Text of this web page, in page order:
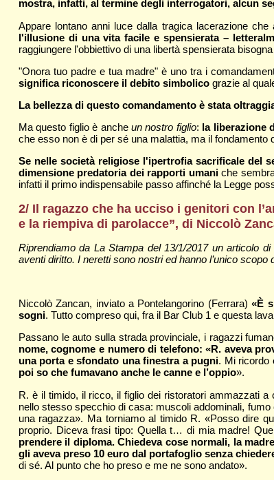
mostra, infatti, al termine degli interrogatori, alcun
Appare lontano anni luce dalla tragica lacerazione che
l'illusione di una vita facile e spensierata –
raggiungere l'obbiettivo di una libertà spensierata
"Onora tuo padre e tua madre" è uno tra i
significa riconoscere il debito simbolicograzie al
La bellezza di questo comandamento è stata
Ma questo figlio è anche un nostro figlio: la liberazione
che esso non è di per sé una malattia, ma il
Se nelle società religiose l'ipertrofia sacrificale del
dimensione predatoria dei rapporti umaniche
infatti il primo indispensabile passo affinché la Legge
2/ Il ragazzo che ha ucciso i genitori con
e la riempiva di parolacce”, di Niccolò
Riprendiamo da La Stampa del 13/1/2017 un articolo
aventi diritto. I neretti sono nostri ed hanno l’unico scopo
Niccolò Zancan, inviato a Pontelangorino (Ferrara)«È
sogni. Tutto compreso qui, fra il Bar Club 1 e questa
Passano le auto sulla strada provinciale, i ragazzi
nome, cognome e numero di telefono: «R. aveva
una porta e sfondato una finestra a pugni. Mi ricordo
poi so che fumavano anche le canne e l’oppio».
R. è il timido, il ricco, il figlio dei ristoratori ammazzati a
nello stesso specchio di casa: muscoli addominali,
una ragazza». Ma torniamo al timido R. «Posso dire
proprio. Diceva frasi tipo: Quella t… di mia madre!
prendere il diploma. Chiedeva cose normali, la
gli aveva preso 10 euro dal portafoglio senza
di sé. Al punto che ho preso e me ne sono andato».